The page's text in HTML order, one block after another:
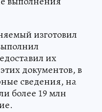
изготовил
их
документов, в
сведения, на
более 19 млн